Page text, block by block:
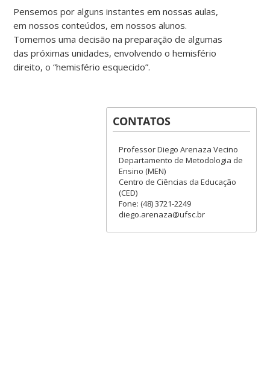
Pensemos por alguns instantes em nossas aulas,
em nossos conteúdos, em nossos alunos.
Tomemos uma decisão na preparação de algumas
das próximas unidades, envolvendo o hemisfério
direito, o “hemisfério esquecido”.
CONTATOS
Professor Diego Arenaza Vecino
Departamento de Metodologia de
Ensino (MEN)
Centro de Ciências da Educação
(CED)
Fone: (48) 3721-2249
diego.arenaza@ufsc.br